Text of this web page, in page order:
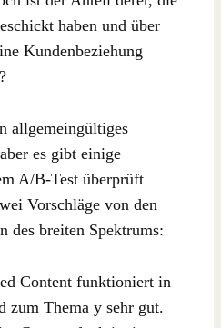
haben und über
Kundenbeziehung
allgemeingültiges
es gibt einige
A/B-Test überprüft
Vorschläge von den
des breiten Spektrums:
Content funktioniert in
zum Thema y sehr gut.